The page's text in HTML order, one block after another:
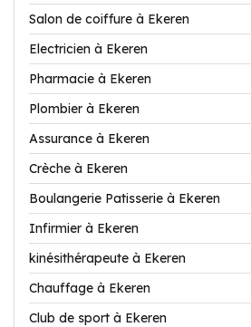
Salon de coiffure à Ekeren
Electricien à Ekeren
Pharmacie à Ekeren
Plombier à Ekeren
Assurance à Ekeren
Crèche à Ekeren
Boulangerie Patisserie à Ekeren
Infirmier à Ekeren
kinésithérapeute à Ekeren
Chauffage à Ekeren
Club de sport à Ekeren